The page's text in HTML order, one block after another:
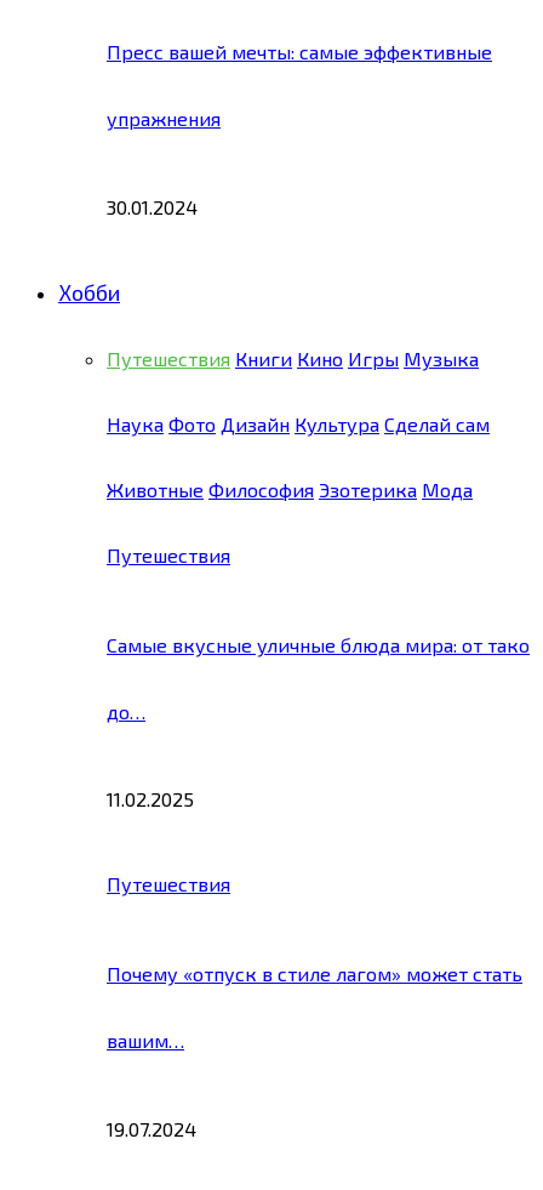
Пресс вашей мечты: самые эффективные
упражнения
30.01.2024
Хобби
Путешествия Книги Кино Игры Музыка
Наука Фото Дизайн Культура Сделай сам
Животные Философия Эзотерика Мода
Путешествия
Самые вкусные уличные блюда мира: от тако
до…
11.02.2025
Путешествия
Почему «отпуск в стиле лагом» может стать
вашим…
19.07.2024